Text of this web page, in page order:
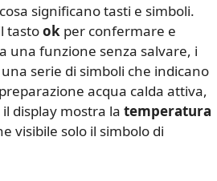
significano tasti e simboli.
tastook per confermare e
una funzione senza salvare, i
serie di simboli che indicano
acqua calda attiva,
display mostra la temperatura
visibile solo il simbolo di